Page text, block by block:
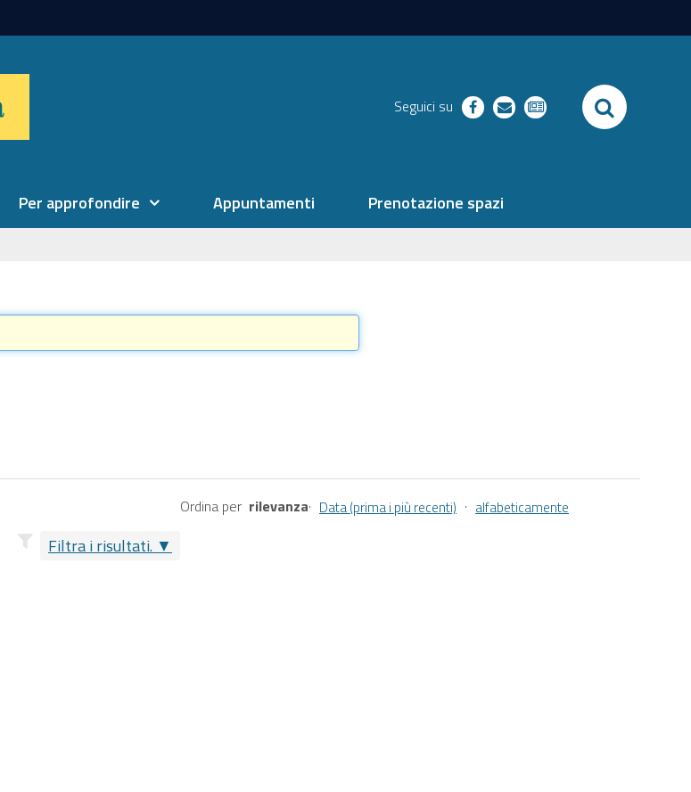
Seguici su facebookrichiestenewsletter SEARCH
Per approfondire Appuntamenti Prenotazione spazi
Filtra i risultati.
Ordina per rilevanza· Data (prima i più recenti) · alfabeticamente